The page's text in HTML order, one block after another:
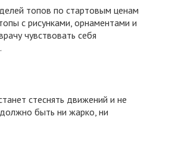
топов по стартовым ценам
с рисунками, орнаментами и
чувствовать себя
стеснять движений и не
быть ни жарко, ни